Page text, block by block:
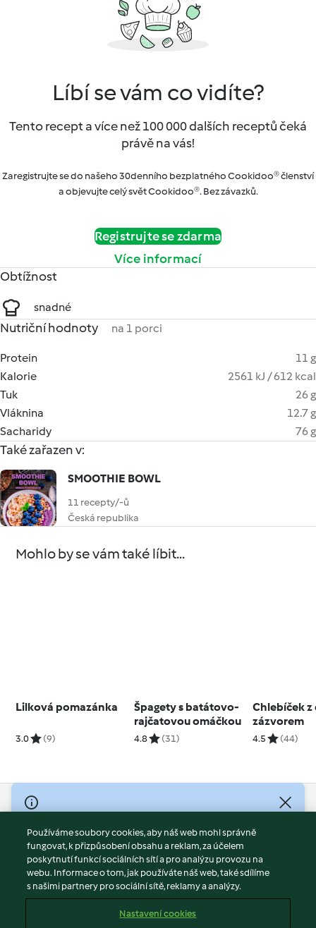
Líbí se vám co vidíte?
Tento recept a více než 100 000 dalších receptů čeká
právě na vás!
Zaregistrujte se do našeho 30denního bezplatného Cookidoo® členství
a objevujte celý svět Cookidoo®. Bez závazků.
Registrujte se zdarma
Více informací
Obtížnost
snadné
Nutriční hodnoty na 1 porci
Protein
11 g
Kalorie
2561 kJ / 612 kcal
Tuk
26 g
Vláknina
12.7 g
Sacharidy
76 g
Také zařazen v:
SMOOTHIE BOWL
11 recepty/-ů
Česká republika
Mohlo by se vám také líbit...
Lilková pomazánka
3.0 (9)
Špagety s batátovo-
rajčatovou omáčkou
4.8 (31)
Chlebíček z
zázvorem
4.5 (44)
© Copyright 2026
Podmínky užívání
Zásady ochrany osobních údajů
Vyloučení odpovědnosti
Tiráž
Používáme soubory cookies, aby náš web mohl správně
fungovat, k přizpůsobení obsahu a reklam, za účelem
poskytnutí funkcí sociálních sítí a pro analýzu provozu na
webu. Informace o tom, jak používáte náš web, také sdílíme
s našimi partnery pro sociální sítě, reklamy a analýzy.
Nastavení cookies